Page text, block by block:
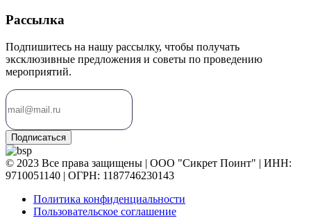
Рассылка
Подпишитесь на нашу рассылку, чтобы получать
эксклюзивные предложения и советы по проведению
мероприятий.
Подписаться
© 2023 Все права защищены | ООО "Сикрет Поинт" | ИНН:
9710051140 | ОГРН: 1187746230143
Политика конфиденциальности
Пользовательское соглашение